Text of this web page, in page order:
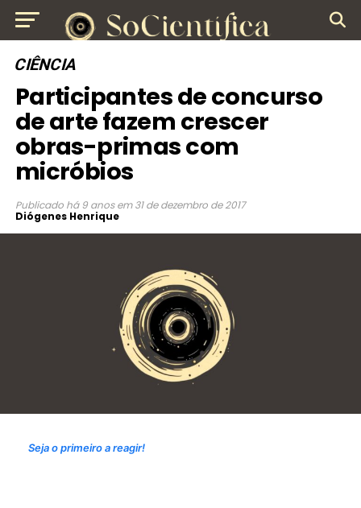
CIÊNCIA
Participantes de concurso
de arte fazem crescer
obras-primas com
micróbios
Publicado há 9 anos em 31 de dezembro de 2017
Diógenes Henrique
Seja o primeiro a reagir!